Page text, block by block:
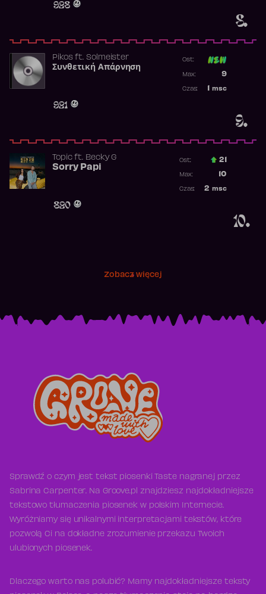
8.
928
9.
Pikosft. Solmeister
Συνθετική Απάρνηση
921
Ost:
9
Max:
msc
Czas:
10.
Topicft. Becky G
Sorry Papi
820
Ost.: 21
10
Max:
2 msc
Czas:
Zobacz więcej
Sprawdź o czym jest tekst piosenki Taste nagranej przez
Sabrina Carpenter. Na Groove.pl znajdziesz najdokładniejsze
tekstowo tłumaczenia piosenek w polskim Internecie.
Wyróżniamy się unikalnymi interpretacjami tekstów, które
pozwolą Ci na dokładne zrozumienie przekazu Twoich
ulubionych piosenek.
Dlaczego warto nas polubić? Mamy najdokładniejsze teksty